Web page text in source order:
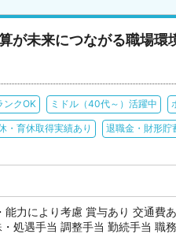
未来につながる職場環
ンクOK ミドル（40代～）活躍中
・育休取得実績あり 退職金・財形貯
力により考慮 賞与あり 交通費
処遇手当 調整手当 勤続手当 職